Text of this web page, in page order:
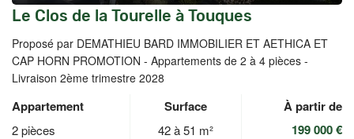
Le Clos de la Tourelle à Touques
Proposé par DEMATHIEU BARD IMMOBILIER ET AETHICA ET
CAP HORN PROMOTION - Appartements de 2 à 4 pièces -
Livraison 2ème trimestre 2028
Appartement Surface À partir de
2 pièces 42 à 51 m² 199 000 €